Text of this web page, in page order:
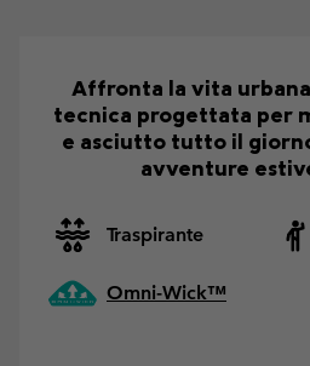
Affronta la vita
tecnica progettata per
e asciutto tutto il
avventure
Traspirante
Omni-Wick™